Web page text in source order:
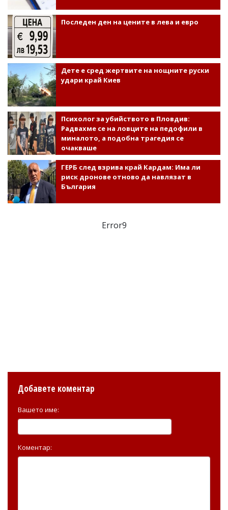
Последен ден на цените в лева и евро
Дете е сред жертвите на нощните руски
удари край Киев
Психолог за убийството в Пловдив:
Радвахме се на ловците на педофили в
миналото, а подобна трагедия се
очакваше
ГЕРБ след взрива край Кардам: Има ли
риск дронове отново да навлязат в
България
Error9
Добавете коментар
Вашето име:
Коментар: